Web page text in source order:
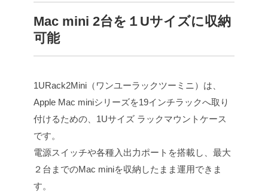
Mac mini 2台を１Uサイズに収納
可能
1URack2Mini（ワンユーラックツーミニ）は、
Apple Mac miniシリーズを19インチラックへ取り
付けるための、1Uサイズ ラックマウントケース
です。
電源スイッチや各種入出力ポートを搭載し、最大
２台までのMac miniを収納したまま運用できま
す。